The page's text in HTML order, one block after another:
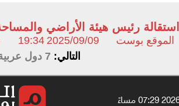
استقالة رئيس هيئة الأراضي
الموقع بوست 2025/09/09
19:34
التالي:7 دول عربية استباحها الاحتلال خلال الساعات الأخيرة